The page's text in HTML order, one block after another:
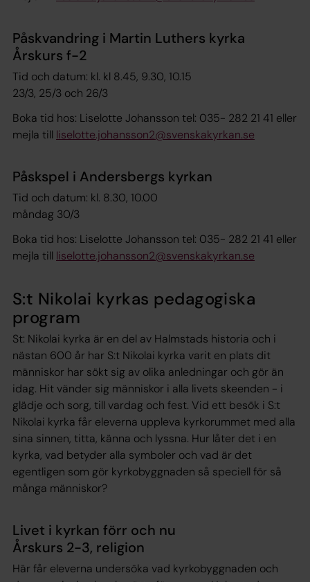
Påskvandring i Martin Luthers kyrka
Årskurs f-2
Tid och datum: kl. kl 8.45, 9.30, 10.15
23/3, 25/3 och 26/3
Boka tid hos: Liselotte Johansson tel: 035- 282 21 41 eller
mejla till liselotte.johansson2@svenskakyrkan.se
Påskspel i Andersbergs kyrkan
Tid och datum: kl. 8.30, 10.00
måndag 30/3
Boka tid hos: Liselotte Johansson tel: 035- 282 21 41 eller
mejla till liselotte.johansson2@svenskakyrkan.se
S:t Nikolai kyrkas pedagogiska
program
St: Nikolai kyrka är en del av Halmstads historia och i
nästan 600 år har S:t Nikolai kyrka varit en plats dit
människor har sökt sig av olika anledningar och gör än
idag. Hit vänder sig människor i alla livets skeenden - i
glädje och sorg, till vardag och fest. Vid ett besök i S:t
Nikolai kyrka får eleverna uppleva kyrkorummet med alla
sina sinnen, titta, känna och lyssna. Hur låter det i en
kyrka, vad betyder alla symboler och vad är det
egentligen som gör kyrkobyggnaden så speciell för så
många människor?
Livet i kyrkan förr och nu
Årskurs 2-3, religion
Här får eleverna undersöka vad kyrkobyggnaden och